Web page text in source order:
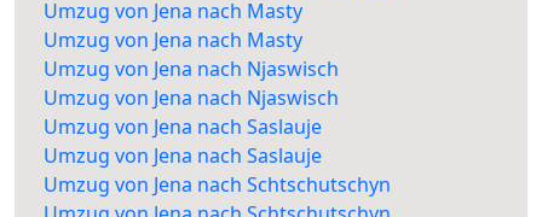
Umzug von Jena nach Masty
Umzug von Jena nach Masty
Umzug von Jena nach Njaswisch
Umzug von Jena nach Njaswisch
Umzug von Jena nach Saslauje
Umzug von Jena nach Saslauje
Umzug von Jena nach Schtschutschyn